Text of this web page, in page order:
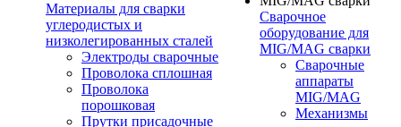
Материалы для сварки
углеродистых и
низколегированных сталей
Электроды сварочные
Проволока сплошная
Проволока
порошковая
Прутки присадочные
Сварочное
оборудование для
MIG/MAG сварки
Сварочные
аппараты
MIG/MAG
Механизмы